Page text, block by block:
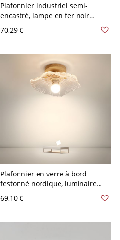
Plafonnier industriel semi-
encastré, lampe en fer noir
résistante aux intempéries pour
porches et entrées - Couvercle
70,29 €
Plafonnier en verre à bord
festonné nordique, luminaire
couloir et entrée - 110 V-120 V
69,10 €